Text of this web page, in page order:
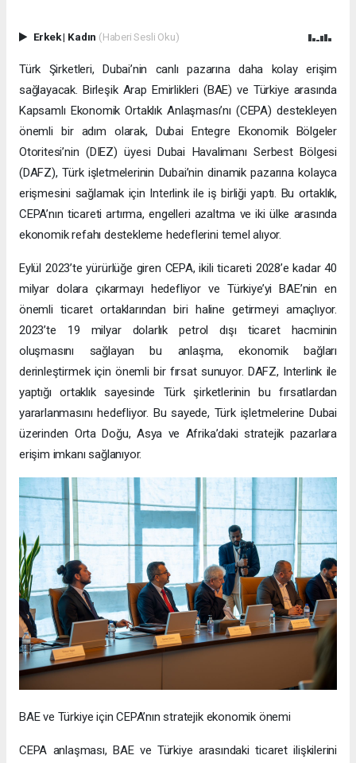
Erkek| Kadın (Haberi Sesli Oku)
Türk Şirketleri, Dubai’nin canlı pazarına daha kolay erişim
sağlayacak. Birleşik Arap Emirlikleri (BAE) ve Türkiye arasında
Kapsamlı Ekonomik Ortaklık Anlaşması’nı (CEPA) destekleyen
önemli bir adım olarak, Dubai Entegre Ekonomik Bölgeler
Otoritesi’nin (DIEZ) üyesi Dubai Havalimanı Serbest Bölgesi
(DAFZ), Türk işletmelerinin Dubai’nin dinamik pazarına kolayca
erişmesini sağlamak için Interlink ile iş birliği yaptı. Bu ortaklık,
CEPA’nın ticareti artırma, engelleri azaltma ve iki ülke arasında
ekonomik refahı destekleme hedeflerini temel alıyor.
Eylül 2023’te yürürlüğe giren CEPA, ikili ticareti 2028’e kadar 40
milyar dolara çıkarmayı hedefliyor ve Türkiye’yi BAE’nin en
önemli ticaret ortaklarından biri haline getirmeyi amaçlıyor.
2023’te 19 milyar dolarlık petrol dışı ticaret hacminin
oluşmasını sağlayan bu anlaşma, ekonomik bağları
derinleştirmek için önemli bir fırsat sunuyor. DAFZ, Interlink ile
yaptığı ortaklık sayesinde Türk şirketlerinin bu fırsatlardan
yararlanmasını hedefliyor. Bu sayede, Türk işletmelerine Dubai
üzerinden Orta Doğu, Asya ve Afrika’daki stratejik pazarlara
erişim imkanı sağlanıyor.
BAE ve Türkiye için CEPA’nın stratejik ekonomik önemi
CEPA anlaşması, BAE ve Türkiye arasındaki ticaret ilişkilerini